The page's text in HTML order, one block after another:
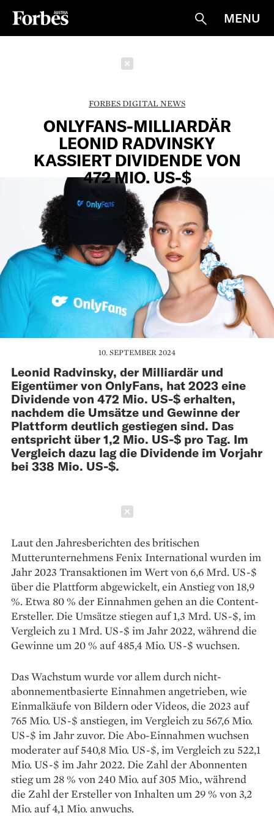
Suche
MENU
FORBES DIGITAL NEWS
ONLYFANS-MILLIARDÄR
LEONID RADVINSKY
KASSIERT DIVIDENDE VON
472 MIO. US-$
10. SEPTEMBER 2024
Leonid Radvinsky, der Milliardär und
Eigentümer von OnlyFans, hat 2023 eine
Dividende von 472 Mio. US-$ erhalten,
nachdem die Umsätze und Gewinne der
Plattform deutlich gestiegen sind. Das
entspricht über 1,2 Mio. US-$ pro Tag. Im
Vergleich dazu lag die Dividende im Vorjahr
bei 338 Mio. US-$.
Laut den Jahresberichten des britischen
Mutterunternehmens Fenix International wurden im
Jahr 2023 Transaktionen im Wert von 6,6 Mrd. US-$
über die Plattform abgewickelt, ein Anstieg von 18,9
%. Etwa 80 % der Einnahmen gehen an die Content-
Ersteller. Die Umsätze stiegen auf 1,3 Mrd. US-$, im
Vergleich zu 1 Mrd. US-$ im Jahr 2022, während die
Gewinne um 20 % auf 485,4 Mio. US-$ wuchsen.
Das Wachstum wurde vor allem durch nicht-
abonnementbasierte Einnahmen angetrieben, wie
Einmalkäufe von Bildern oder Videos, die 2023 auf
765 Mio. US-$ anstiegen, im Vergleich zu 567,6 Mio.
US-$ im Jahr zuvor. Die Abo-Einnahmen wuchsen
moderater auf 540,8 Mio. US-$, im Vergleich zu 522,1
Mio. US-$ im Jahr 2022. Die Zahl der Abonnenten
stieg um 28 % von 240 Mio. auf 305 Mio., während
die Zahl der Ersteller von Inhalten um 29 % von 3,2
Mio. auf 4,1 Mio. anwuchs.